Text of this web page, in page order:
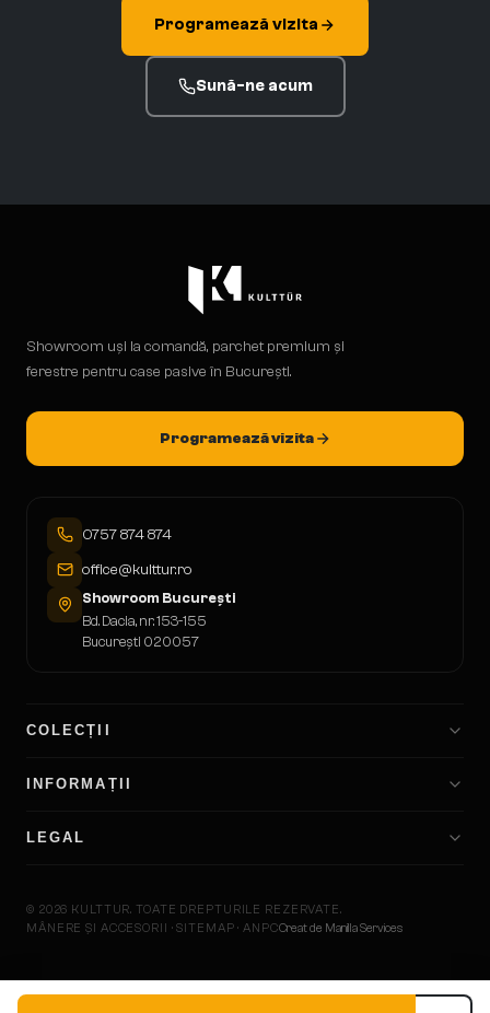
Programează vizita
Sună-ne acum
Showroom uși la comandă, parchet premium și
ferestre pentru case pasive în București.
Programează vizita
0757 874 874
office@kulttur.ro
Showroom București
Bd. Dacia, nr. 153-155
București 020057
COLECȚII
INFORMAȚII
LEGAL
© 2026 KULTTUR. TOATE DREPTURILE REZERVATE.
MÂNERE ȘI ACCESORII · SITEMAP · ANPCCreat de Manilla Services